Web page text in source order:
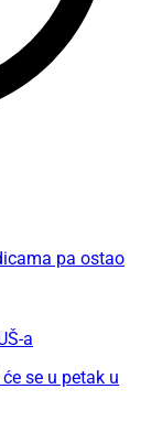
pa ostao
a
se u petak u